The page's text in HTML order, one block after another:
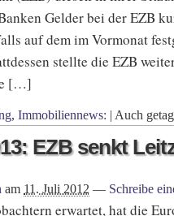
Gelder bei der EZB
auf dem im Vormonat
stellte die EZB
[…]
, Immobiliennews: | Auch
EZB senkt
am 11. Juli 2012 — Schreibe
erwartet, hat die